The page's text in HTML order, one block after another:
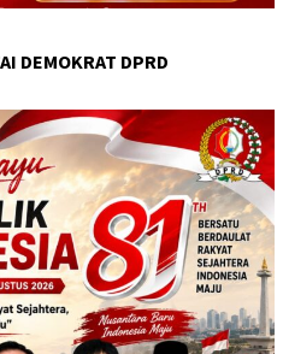
DEMOKRAT DPRD